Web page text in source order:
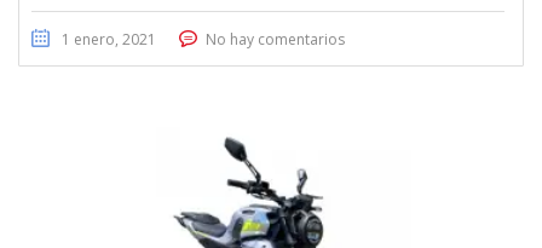
1 enero, 2021 No hay comentarios